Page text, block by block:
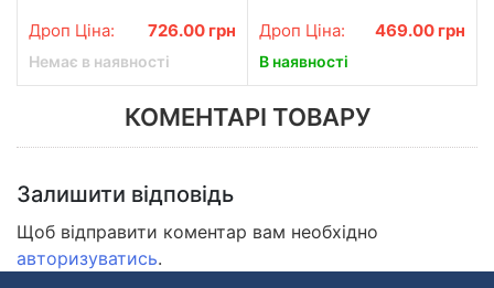
Power Bank, чорна
Дроп Ціна: 726.00 грн
Немає в наявності
Дроп Ціна: 469.00 грн
В наявності
КОМЕНТАРІ ТОВАРУ
Залишити відповідь
Щоб відправити коментар вам необхідно
авторизуватись.